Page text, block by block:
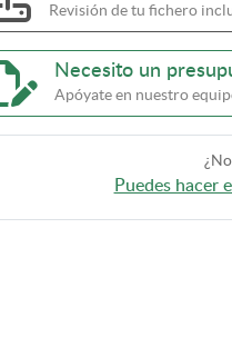
Revisión de tu fichero
Necesito un
Apóyate en nuestro
Puedes hacer